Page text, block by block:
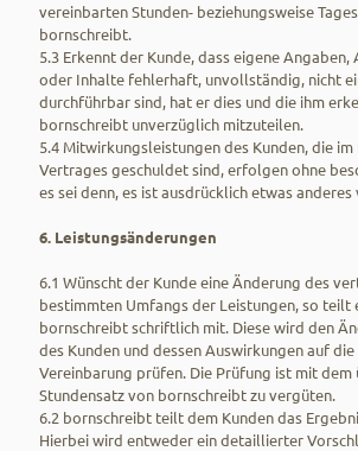
vereinbarten Stunden- beziehungsweise
bornschreibt.
5.3 Erkennt der Kunde, dass eigene
oder Inhalte fehlerhaft, unvollständig, nicht
durchführbar sind, hat er dies und die ihm
bornschreibt unverzüglich mitzuteilen.
5.4 Mitwirkungsleistungen des Kunden, die im
Vertrages geschuldet sind, erfolgen ohne
es sei denn, es ist ausdrücklich etwas
6. Leistungsänderungen
6.1 Wünscht der Kunde eine Änderung des
bestimmten Umfangs der Leistungen, so teilt
bornschreibt schriftlich mit. Diese wird den
des Kunden und dessen Auswirkungen auf
Vereinbarung prüfen. Die Prüfung ist mit dem
Stundensatz von bornschreibt zu vergüten.
6.2 bornschreibt teilt dem Kunden das
Hierbei wird entweder ein detaillierter